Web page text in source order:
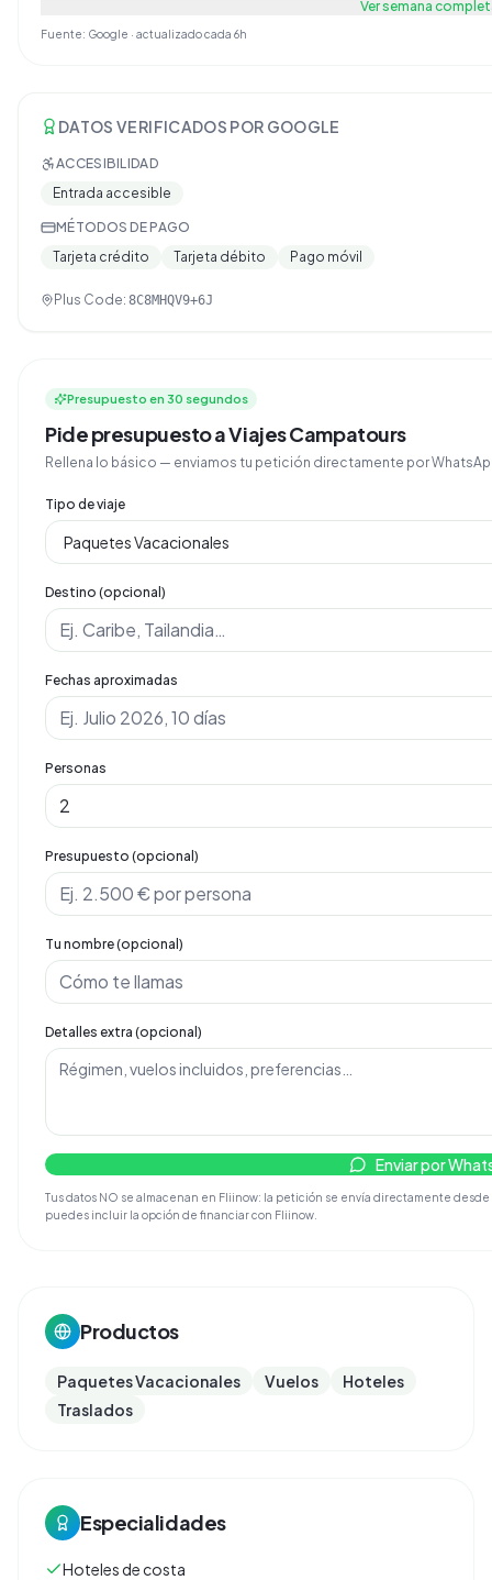
Ver semana
Fuente: Google · actualizado cada 6h
DATOS VERIFICADOS POR GOOGLE
ACCESIBILIDAD
Entrada accesible
MÉTODOS DE PAGO
Tarjeta crédito
Tarjeta débito Pago móvil
Plus Code: 8C8MHQV9+6J
Presupuesto en 30 segundos
Pide presupuesto a Viajes Campatours
Rellena lo básico — enviamos tu petición directamente por
Tipo de viaje
Destino (opcional)
Fechas aproximadas
Personas
Presupuesto (opcional)
Tu nombre (opcional)
Detalles extra (opcional)
Enviar por
Tus datos NO se almacenan en Fliinow: la petición se envía directamente
puedes incluir la opción de financiar con Fliinow.
Productos
Paquetes Vacacionales Vuelos
Hoteles
Traslados
Especialidades
Hoteles de costa